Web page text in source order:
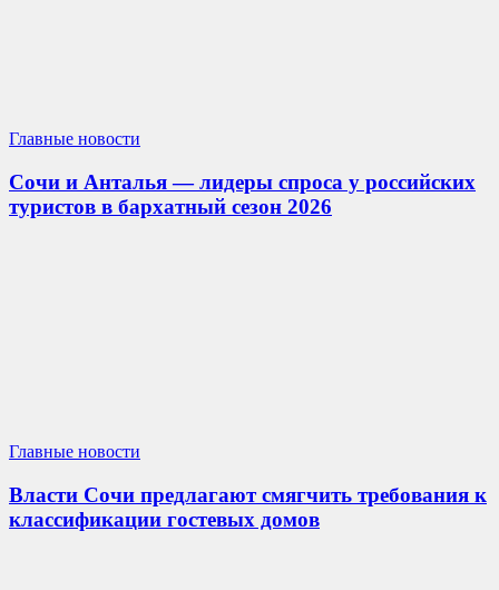
Главные новости
Сочи и Анталья — лидеры спроса у российских
туристов в бархатный сезон 2026
Главные новости
Власти Сочи предлагают смягчить требования к
классификации гостевых домов